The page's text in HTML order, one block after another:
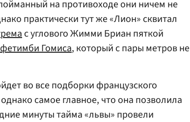
на противоходе они ничем не
практически тут же «Лион» сквитал
с углового Жимми Бриан пяткой
Гомиса, который с пары метров не
во все подборки французского
самое главное, что она позволила
минуты тайма «львы» провели